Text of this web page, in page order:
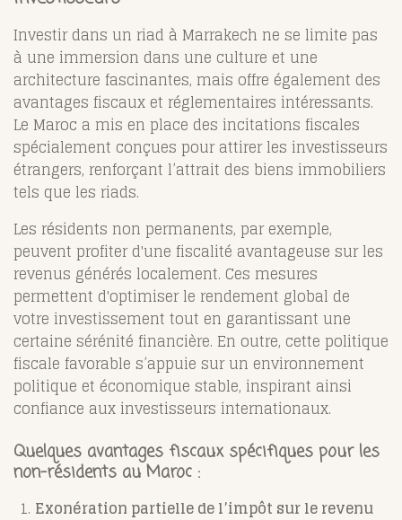
Investir dans un riad à Marrakech ne se limite pas
à une immersion dans une culture et une
architecture fascinantes, mais offre également des
avantages fiscaux et réglementaires intéressants.
Le Maroc a mis en place des incitations fiscales
spécialement conçues pour attirer les investisseurs
étrangers, renforçant l’attrait des biens immobiliers
tels que les riads.
Les résidents non permanents, par exemple,
peuvent profiter d'une fiscalité avantageuse sur les
revenus générés localement. Ces mesures
permettent d'optimiser le rendement global de
votre investissement tout en garantissant une
certaine sérénité financière. En outre, cette politique
fiscale favorable s’appuie sur un environnement
politique et économique stable, inspirant ainsi
confiance aux investisseurs internationaux.
Quelques avantages fiscaux spécifiques pour les
non-résidents au Maroc :
Exonération partielle de l’impôt sur le revenu